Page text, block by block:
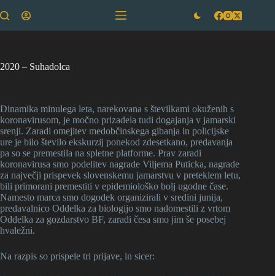
to
2020 – Suhadolca
Dinamika minulega leta, narekovana s številkami okuženih s
koronavirusom, je močno prizadela tudi dogajanja v jamarski
srenji. Zaradi omejitev medobčinskega gibanja in policijske
ure je bilo število ekskurzij ponekod zdesetkano, predavanja
pa so se premestila na spletne platforme. Prav zaradi
koronavirusa smo podelitev nagrade Viljema Puticka, nagrade
za največji prispevek slovenskemu jamarstvu v preteklem letu,
bili primorani premestiti v epidemiološko bolj ugodne čase.
Namesto marca smo dogodek organizirali v sredini junija,
predavalnico Oddelka za biologijo smo nadomestili z vrtom
Oddelka za gozdarstvo BF, zaradi česa smo jim še posebej
hvaležni.
Na razpis so prispele tri prijave, in sicer: